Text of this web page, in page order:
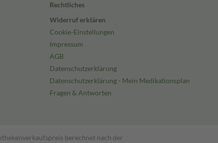
Rechtliches
Widerruf erklären
Cookie-Einstellungen
Impressum
AGB
Datenschutzerklärung
Datenschutzerklärung - Mein Medikationsplan
Fragen & Antworten
berechnet nach der